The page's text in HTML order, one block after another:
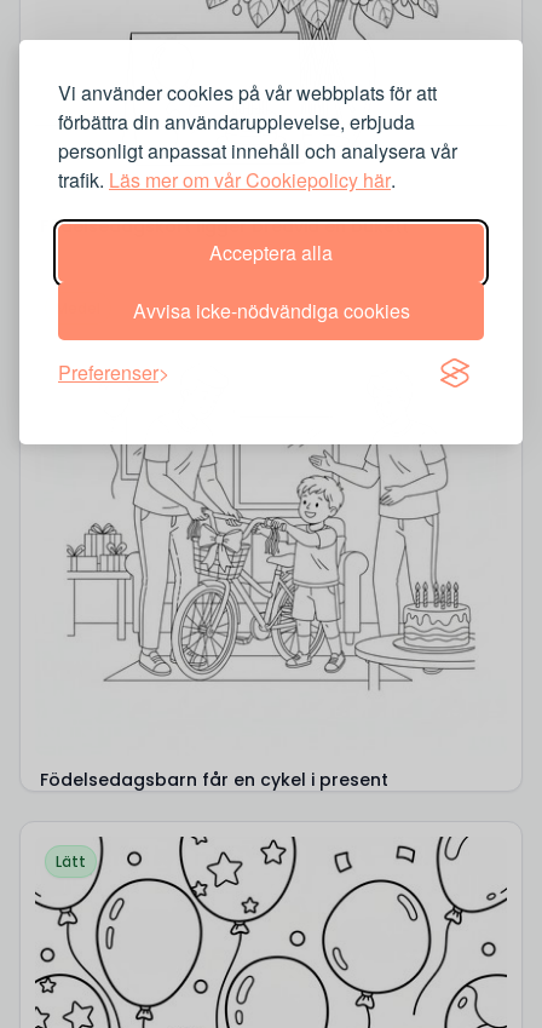
Vi använder cookies på vår webbplats för att
förbättra din användarupplevelse, erbjuda
personligt anpassat innehåll och analysera vår
trafik. Läs mer om vår Cookiepolicy här.
Acceptera alla
Avvisa icke-nödvändiga cookies
Preferenser
Födelsedagskort ligger bredvid en bukett
Födelsedagsbarn får en cykel i present
Lätt